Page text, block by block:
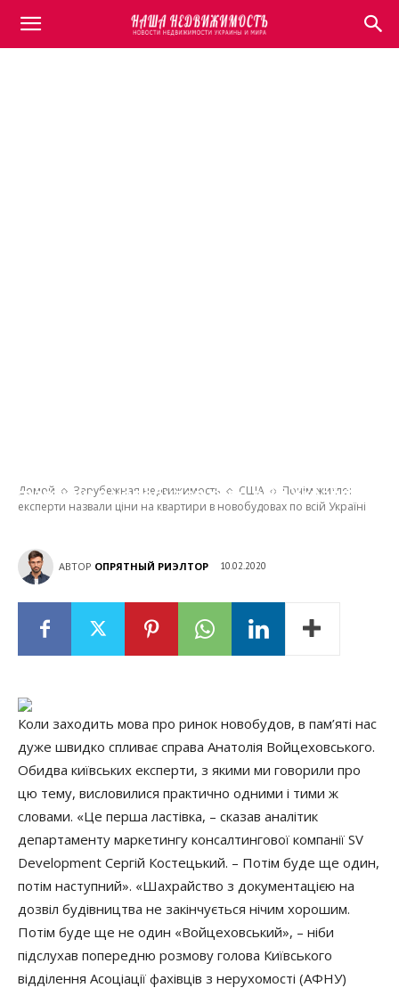
Домой Зарубежная недвижимость США
Почім житло:
експерти назвали ціни на квартири в новобудовах по всій Україні
квартири в новобудовах по всій Україні
АВТОР ОПРЯТНЫЙ РИЭЛТОР 10.02.2020
Коли заходить мова про ринок новобудов, в пам’яті нас
дуже швидко спливає справа Анатолія Войцеховського.
Обидва київських експерти, з якими ми говорили про
цю тему, висловилися практично одними і тими ж
словами. «Це перша ластівка, – сказав аналітик
департаменту маркетингу консалтингової компанії SV
Development Сергій Костецький. – Потім буде ще один,
потім наступний». «Шахрайство з документацією на
дозвіл будівництва не закінчується нічим хорошим.
Потім буде ще не один «Войцеховський», – ніби
підслухав попередню розмову голова Київського
відділення Асоціації фахівців з нерухомості (АФНУ)